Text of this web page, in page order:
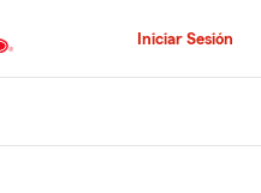
Iniciar Sesión